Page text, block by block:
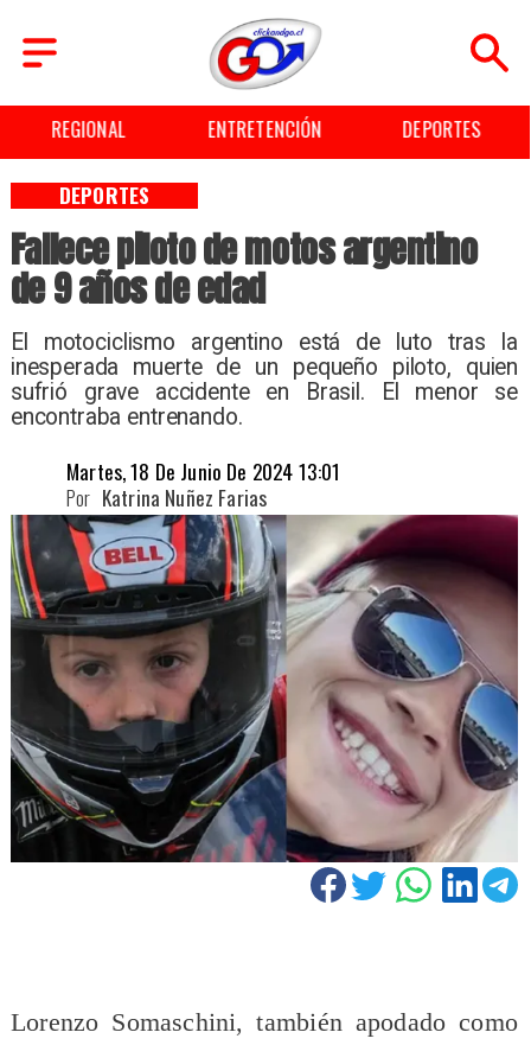
REGIONAL ENTRETENCIÓN DEPORTES
Fallece piloto de motos argentino
de 9 años de edad
El motociclismo argentino está de luto tras la
inesperada muerte de un pequeño piloto, quien
sufrió grave accidente en Brasil. El menor se
encontraba entrenando.
DEPORTES
Martes, 18 De Junio De 2024 13:01
Katrina Nuñez Farias
Por
Lorenzo Somaschini, también apodado como